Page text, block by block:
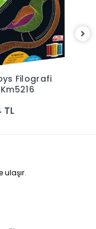
Sepete Ekle
Filografi
TL
ulaşır.